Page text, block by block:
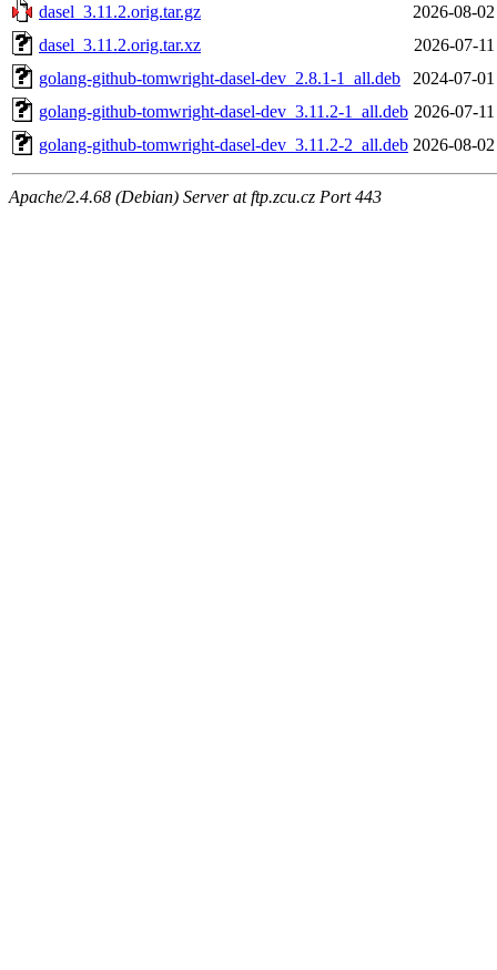
dasel_3.11.2.orig.tar.gz
2026-08-
dasel_3.11.2.orig.tar.xz
2026-07-
golang-github-tomwright-dasel-dev_2.8.1-1_all.deb
2024-07-
golang-github-tomwright-dasel-dev_3.11.2-1_all.deb 2026-07-
golang-github-tomwright-dasel-dev_3.11.2-2_all.deb 2026-08-
Apache/2.4.68 (Debian) Server at ftp.zcu.cz Port 443